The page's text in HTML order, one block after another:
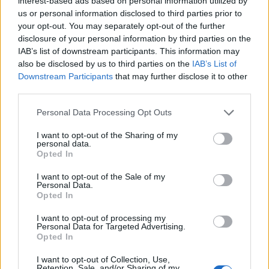
us or personal information disclosed to third parties prior to
your opt-out. You may separately opt-out of the further
disclosure of your personal information by third parties on the
IAB’s list of downstream participants. This information may
also be disclosed by us to third parties on the IAB’s List of
Downstream Participants that may further disclose it to other
Personal Data Processing Opt Outs
I want to opt-out of the Sharing of my
personal data.
Opted In
I want to opt-out of the Sale of my
Personal Data.
Opted In
I want to opt-out of processing my
Personal Data for Targeted Advertising.
Opted In
I want to opt-out of Collection, Use,
#17783
A hozzad hasonlo forintozok miatt nem
emelkedunk.Nyertel.Gratula.Remelem nem tudod
visszavenni,hogy megerje.Etesd a brokikat.
ÉPDUFERR Nyrt.
2026. 03. 05. 20:41
#17700
Milyen erdekes,hogy most jott ki ez kozlemeny.Sinen vagyunk
tuzhoz.A pilot projekthez a foldterulet megvetele az O penzukbol
van reszben.Ma reggel a Foni felkelt es gondolt egy nagyot.Ma
estejuk szerencsetleneknek.Nyilvan nem azert jott ki ez a
kozlemeny mert a cuccos teszi a dolgat rendesen.Nekem azert
emlitik benne 12345 meg ragacs forumtarsakat.Szoval mindenki
lasson bele azt amit szeretne.Viszont aki eddig nem tette meg a